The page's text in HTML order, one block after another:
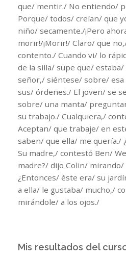
que/ mentir./ No entiendo/
Porque/ todos/ creían/ que
niño/ secamente./¡Pero
morir!/¡Morir!/ Claro/ que
contento./ Cuando vi/ lo
de la silla/ supe que/
señor,/ siéntese/ sobre/ esa
sus/ órdenes./ El joven/ se
sobre/ una manta/
su trabajo./ Cualquiera,/
Aceptan/ que trabaje/ en
saben/ que ella/ me quería./
Su madre,/ contestó Ben/
madre?/ dijo Colin/
¿Entonces/ éste era/ su
a ella/ le gustaba/ mucho,/
mirándole/ a los ojos./
Mis resultados del